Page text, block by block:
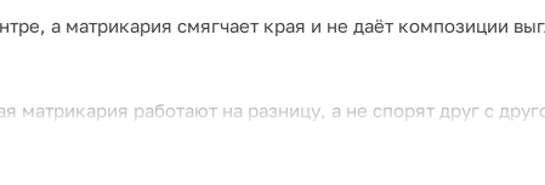
а матрикария смягчает края и не даёт композиции
матрикария работают на разницу, а не спорят друг с